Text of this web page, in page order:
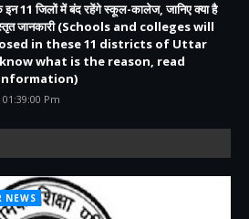
इन 11 जिलों में बंद रहेंगे स्कूल-कालेज, जानिए क्या है
जानकारी (Schools and colleges will
in these 11 districts of Uttar
what is the reason, read
Pm
NEWS